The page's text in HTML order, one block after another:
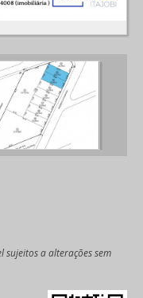
a alterações sem